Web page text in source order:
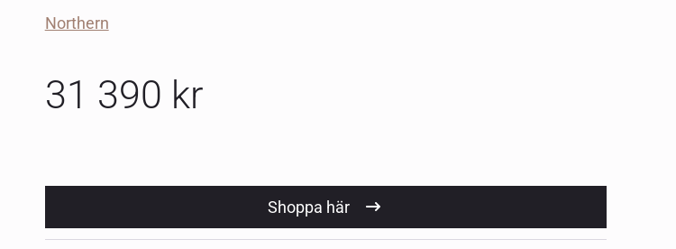
Northern
31 390 kr
Shoppa här